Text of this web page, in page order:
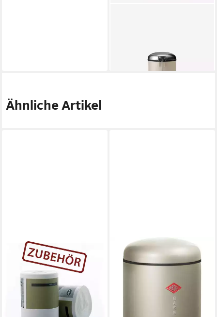
Ähnliche Artikel
Müllbeutel 14 Abfallbeutel für
5,95 €
lieferbar - in 2-3 Werktagen bei dir